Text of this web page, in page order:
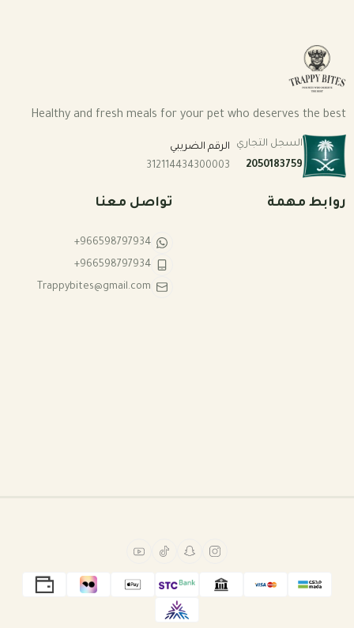
Healthy and fresh meals for your pet who deserves the best
السجل التجاري
2050183759
الرقم الضريبي
312114434300003
روابط مهمة تواصل معنا
+966598797934
+966598797934
Trappybites@gmail.com